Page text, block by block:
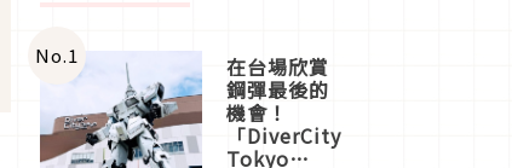
No.1 在台場欣賞
鋼彈最後的
機會！
「DiverCity
Tokyo